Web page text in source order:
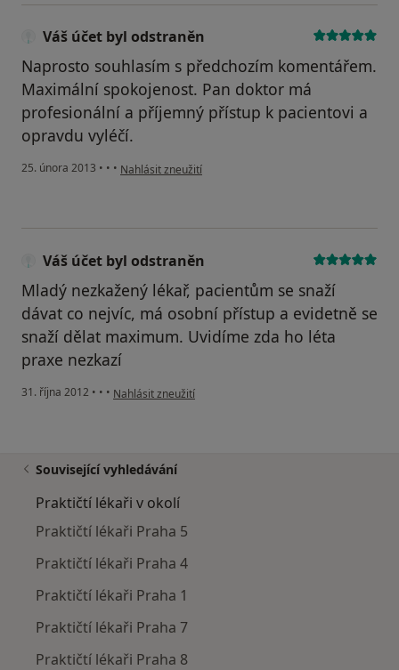
Váš účet byl odstraněn
Naprosto souhlasím s předchozím komentářem.
Maximální spokojenost. Pan doktor má
profesionální a příjemný přístup k pacientovi a
opravdu vyléčí.
25. února 2013 • • • podle názoru uživatele Váš účet byl odstraněn
Nahlásit zneužití
Váš účet byl odstraněn
Mladý nezkažený lékař, pacientům se snaží
dávat co nejvíc, má osobní přístup a evidetně se
snaží dělat maximum. Uvidíme zda ho léta
praxe nezkazí
31. října 2012 • • • podle názoru uživatele Váš účet byl odstraněn
Nahlásit zneužití
Související vyhledávání
Praktičtí lékaři v okolí
Praktičtí lékaři Praha 5
Praktičtí lékaři Praha 4
Praktičtí lékaři Praha 1
Praktičtí lékaři Praha 7
Praktičtí lékaři Praha 8